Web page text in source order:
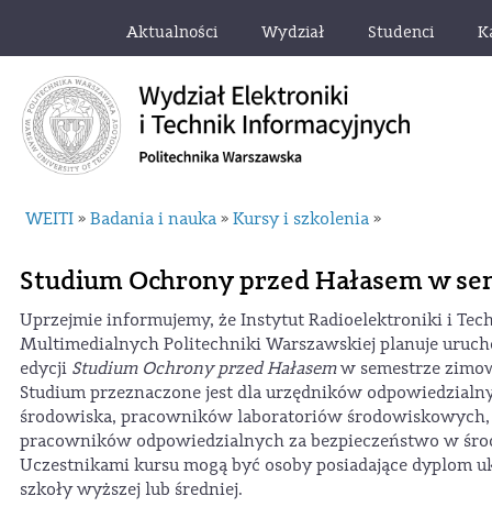
Aktualności Wydział Studenci
WEITI » Badania i nauka » Kursy i szkolenia »
Studium Ochrony przed Hałasem w
Uprzejmie informujemy, że Instytut Radioelektroniki i
Multimedialnych Politechniki Warszawskiej planuje
edycji Studium Ochrony przed Hałasemw semestrze
Studium przeznaczone jest dla urzędników
środowiska, pracowników laboratoriów
pracowników odpowiedzialnych za bezpieczeństwo w
Uczestnikami kursu mogą być osoby posiadające dyplom
szkoły wyższej lub średniej.